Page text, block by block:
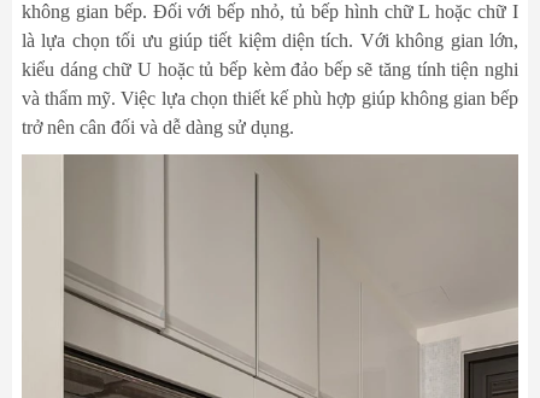
không gian bếp. Đối với bếp nhỏ, tủ bếp hình chữ L hoặc chữ I
là lựa chọn tối ưu giúp tiết kiệm diện tích. Với không gian lớn,
kiểu dáng chữ U hoặc tủ bếp kèm đảo bếp sẽ tăng tính tiện nghi
và thẩm mỹ. Việc lựa chọn thiết kế phù hợp giúp không gian bếp
trở nên cân đối và dễ dàng sử dụng.